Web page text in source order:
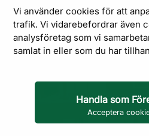
Vi använder cookies för att
trafik. Vi vidarebefordrar även
analysföretag som vi
samlat in eller som du har
Handla som
Acceptera